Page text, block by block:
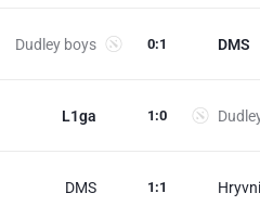
Dudley boys DMS
0:1
L1ga 1 :0
DMS 1 :1